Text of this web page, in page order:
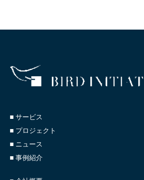
■ サービス
■ プロジェクト
■ ニュース
■ 事例紹介